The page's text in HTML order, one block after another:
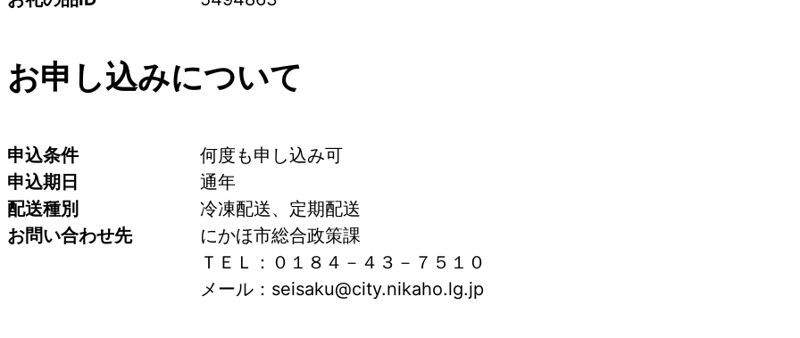
お申し込みについて
申込条件
何度も申し込み可
申込期日
通年
配送種別
冷凍配送、定期配送
お問い合わせ先
にかほ市総合政策課
ＴＥＬ：０１８４－４３－７５１０
メール：seisaku@city.nikaho.lg.jp